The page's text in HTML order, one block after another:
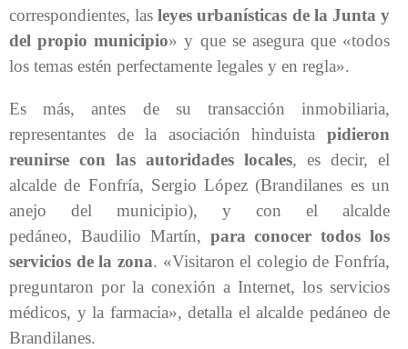
correspondientes, las leyes urbanísticas de la Junta y
del propio municipio» y que se asegura que «todos
los temas estén perfectamente legales y en regla».
Es más, antes de su transacción inmobiliaria,
representantes de la asociación hinduista pidieron
reunirse con las autoridades locales, es decir, el
alcalde de Fonfría, Sergio López (Brandilanes es un
anejo del municipio), y con el alcalde
pedáneo, Baudilio Martín, para conocer todos los
servicios de la zona. «Visitaron el colegio de Fonfría,
preguntaron por la conexión a Internet, los servicios
médicos, y la farmacia», detalla el alcalde pedáneo de
Brandilanes.